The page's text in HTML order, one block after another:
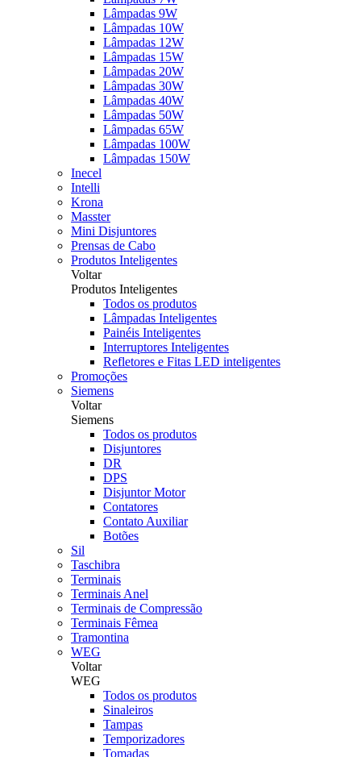
Lâmpadas 9W
Lâmpadas 10W
Lâmpadas 12W
Lâmpadas 15W
Lâmpadas 20W
Lâmpadas 30W
Lâmpadas 40W
Lâmpadas 50W
Lâmpadas 65W
Lâmpadas 100W
Lâmpadas 150W
Inecel
Intelli
Krona
Masster
Mini Disjuntores
Prensas de Cabo
Produtos Inteligentes
Voltar
Produtos Inteligentes
Todos os produtos
Lâmpadas Inteligentes
Painéis Inteligentes
Interruptores Inteligentes
Refletores e Fitas LED inteligentes
Promoções
Siemens
Voltar
Siemens
Todos os produtos
Disjuntores
DR
DPS
Disjuntor Motor
Contatores
Contato Auxiliar
Botões
Sil
Taschibra
Terminais
Terminais Anel
Terminais de Compressão
Terminais Fêmea
Tramontina
WEG
Voltar
WEG
Todos os produtos
Sinaleiros
Tampas
Temporizadores
Tomadas